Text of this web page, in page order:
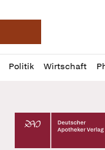
Deutsche
Politik Wirtschaft
Profil
öffnen
Daz
Pur
Deutscher